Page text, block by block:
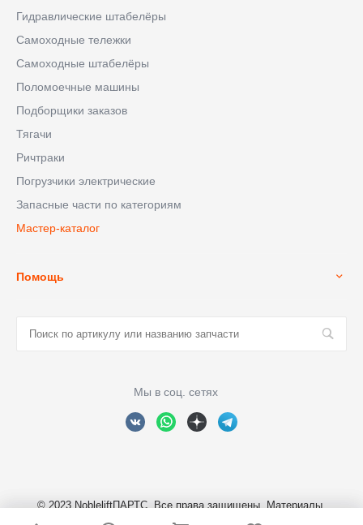
Гидравлические штабелёры
Самоходные тележки
Самоходные штабелёры
Поломоечные машины
Подборщики заказов
Тягачи
Ричтраки
Погрузчики электрические
Запасные части по категориям
Мастер-каталог
Помощь
Мы в соц. сетях
© 2023 NobleliftПАРТС, Все права защищены. Материалы,
размещенные на сайте являются собственностью ООО